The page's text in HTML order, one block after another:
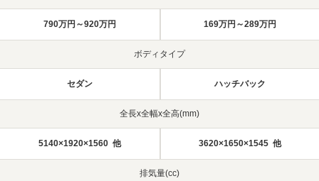
790万円～920万円 169万円～289万円
ボディタイプ
セダン ハッチバック
全長x全幅x全高(mm)
5140×1920×1560 他 3620×1650×1545 他
排気量(cc)